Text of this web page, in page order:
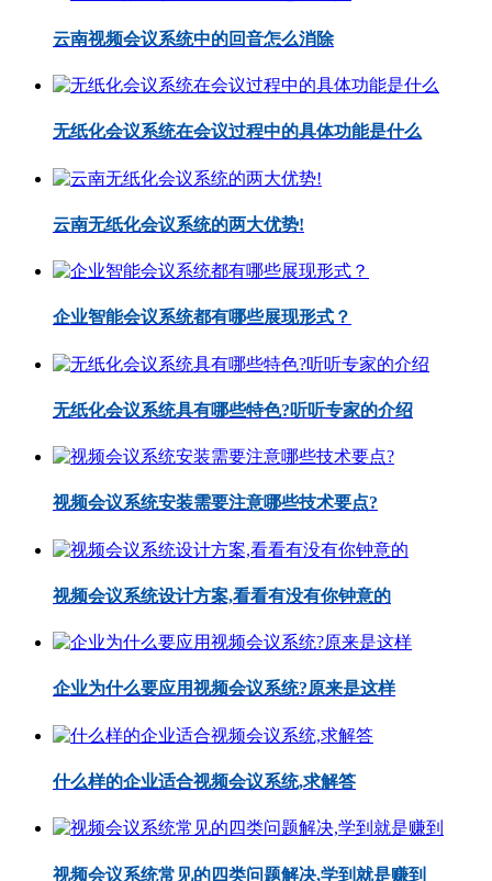
云南视频会议系统中的回音怎么消除
无纸化会议系统在会议过程中的具体功能是什么
云南无纸化会议系统的两大优势!
企业智能会议系统都有哪些展现形式？
无纸化会议系统具有哪些特色?听听专家的介绍
视频会议系统安装需要注意哪些技术要点?
视频会议系统设计方案,看看有没有你钟意的
企业为什么要应用视频会议系统?原来是这样
什么样的企业适合视频会议系统,求解答
视频会议系统常见的四类问题解决,学到就是赚到